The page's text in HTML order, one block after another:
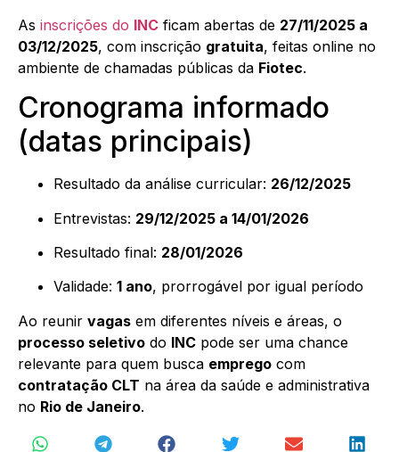
As inscrições do INC ficam abertas de 27/11/2025 a
03/12/2025, com inscrição gratuita, feitas online no
ambiente de chamadas públicas da Fiotec.
Cronograma informado
(datas principais)
Resultado da análise curricular: 26/12/2025
Entrevistas: 29/12/2025 a 14/01/2026
Resultado final: 28/01/2026
Validade: 1 ano, prorrogável por igual período
Ao reunir vagas em diferentes níveis e áreas, o
processo seletivo do INC pode ser uma chance
relevante para quem busca emprego com
contratação CLT na área da saúde e administrativa
no Rio de Janeiro.